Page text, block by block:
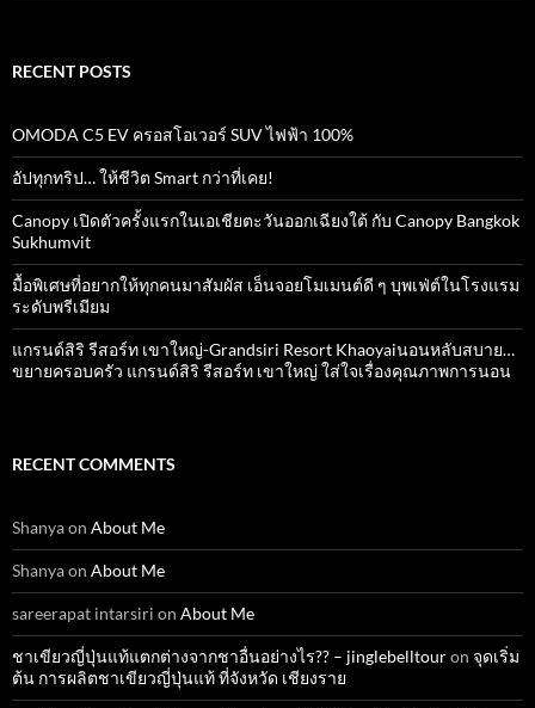
RECENT POSTS
OMODA C5 EV ครอสโอเวอร์ SUV ไฟฟ้า 100%
อัปทุกทริป… ให้ชีวิต Smart กว่าที่เคย!
Canopy เปิดตัวครั้งแรกในเอเชียตะวันออกเฉียงใต้ กับ Canopy Bangkok
Sukhumvit
มื้อพิเศษที่อยากให้ทุกคนมาสัมผัส เอ็นจอยโมเมนต์ดี ๆ บุพเฟ่ต์ในโรงแรม
ระดับพรีเมียม
แกรนด์สิริ​ รีสอร์ท​ เขาใหญ่​-Grandsiri​ Resort​ Khaoyaiนอนหลับสบาย…
ขยายครอบครัว แกรนด์สิริ รีสอร์ท เขาใหญ่ ใส่ใจเรื่องคุณภาพการนอน
RECENT COMMENTS
Shanyaon About Me
Shanyaon About Me
sareerapat intarsiri on About Me
ชาเขียวญี่ปุ่นแท้แตกต่างจากชาอื่นอย่างไร?? – jinglebelltouron จุดเริ่ม
ต้น การผลิตชาเขียวญี่ปุ่นแท้ ที่จังหวัด เชียงราย